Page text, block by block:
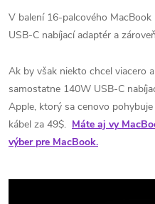
V balení 16-palcového
USB-C nabíjací adaptér a
Ak by však niekto chcel viacero
samostatne 140W USB-C
Apple, ktorý sa cenovo
kábel za 49$. Máte aj vy
výber pre MacBook.